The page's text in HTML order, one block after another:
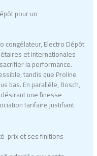
pour un
congélateur, Electro Dépôt
et internationales
la performance.
tandis que Proline
bas. En parallèle, Bosch,
une finesse
tarifaire justifiant
prix et ses finitions